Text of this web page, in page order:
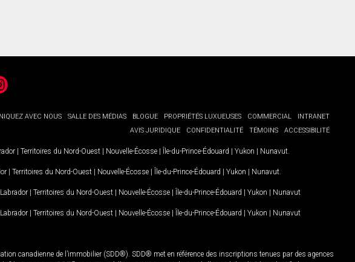
AVEC NOUS SALLE DES MÉDIAS BLOGUE PROPRIÉTÉS LUXUEUSES COMMERCIAL
INTRANET
AVIS JURIDIQUE
CONFIDENTIALITÉ TÉMOINS ACCESSIBILITÉ
| Territoires du Nord-Ouest | Nouvelle-Écosse | Île-du-Prince-Édouard | Yukon | Nunavut
| Territoires du Nord-Ouest | Nouvelle-Écosse | Île-du-Prince-Édouard | Yukon | Nunavut
| Territoires du Nord-Ouest | Nouvelle-Écosse | Île-du-Prince-Édouard | Yukon | Nunavut
| Territoires du Nord-Ouest | Nouvelle-Écosse | Île-du-Prince-Édouard | Yukon | Nunavut
canadienne de l’immobilier (SDD®). SDD® met en référence des inscriptions tenues par des agences